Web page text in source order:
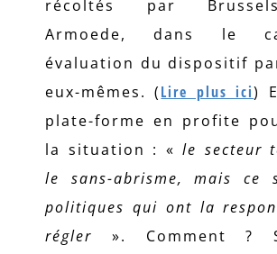
récoltés par
Armoede, dans le
évaluation du dispositif
eux-mêmes. (Lire plus ici)
plate-forme en profite
la situation : « le secteur
le sans-abrisme, mais ce
politiques qui ont la
régler ». Comment ?